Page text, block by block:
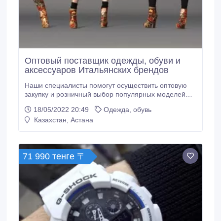
Оптовый поставщик одежды, обуви и
аксессуаров Итальянских брендов
Наши специалисты помогут осуществить оптовую
закупку и розничный выбор популярных моделей
сопровождением на каждом этапе сделки. Вам не
нужно лететь за границу, чтобы выбрать
свой выбор интересующих вас позиций и мы сами
осуществим выкуп и организуем доставку на ваш
адрес.
18/05/2022 20:49
Одежда, обувь
Казахстан, Астана
71 990 тенге 〒